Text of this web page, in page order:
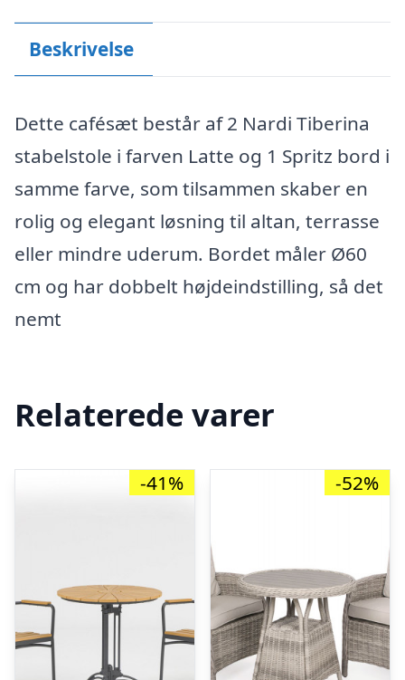
Beskrivelse
Dette cafésæt består af 2 Nardi Tiberina
stabelstole i farven Latte og 1 Spritz bord i
samme farve, som tilsammen skaber en
rolig og elegant løsning til altan, terrasse
eller mindre uderum. Bordet måler Ø60
cm og har dobbelt højdeindstilling, så det
nemt
Relaterede varer
-41% -52%